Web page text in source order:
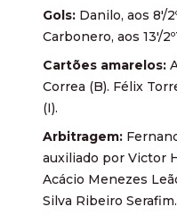
Gols: Danilo, aos 8'/
Carbonero, aos 13'/
Cartões amarelos:
Correa (B). Félix
(I).
Arbitragem:
auxiliado por Victor
Acácio Menezes
Silva Ribeiro